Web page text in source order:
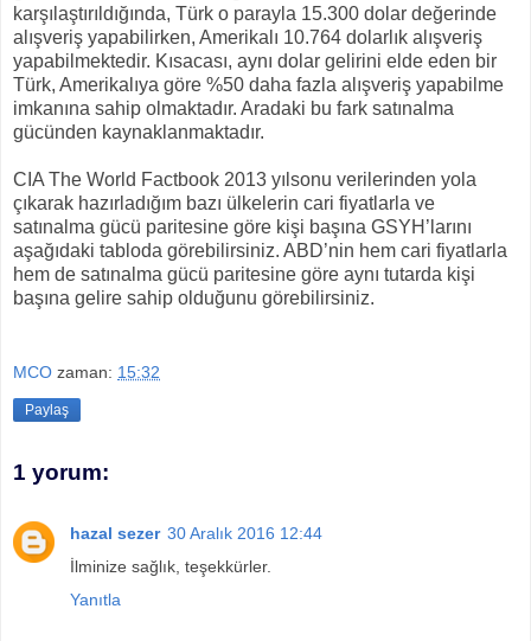
karşılaştırıldığında, Türk o parayla 15.300 dolar değerinde
alışveriş yapabilirken, Amerikalı 10.764 dolarlık alışveriş
yapabilmektedir. Kısacası, aynı dolar gelirini elde eden bir
Türk, Amerikalıya göre %50 daha fazla alışveriş yapabilme
imkanına sahip olmaktadır. Aradaki bu fark satınalma
gücünden kaynaklanmaktadır.
CIA The World Factbook 2013 yılsonu verilerinden yola
çıkarak hazırladığım bazı ülkelerin cari fiyatlarla ve
satınalma gücü paritesine göre kişi başına GSYH’larını
aşağıdaki tabloda görebilirsiniz. ABD’nin hem cari fiyatlarla
hem de satınalma gücü paritesine göre aynı tutarda kişi
başına gelire sahip olduğunu görebilirsiniz.
MCO zaman: 15:32
Paylaş
1 yorum:
hazal sezer 30 Aralık 2016 12:44
İlminize sağlık, teşekkürler.
Yanıtla